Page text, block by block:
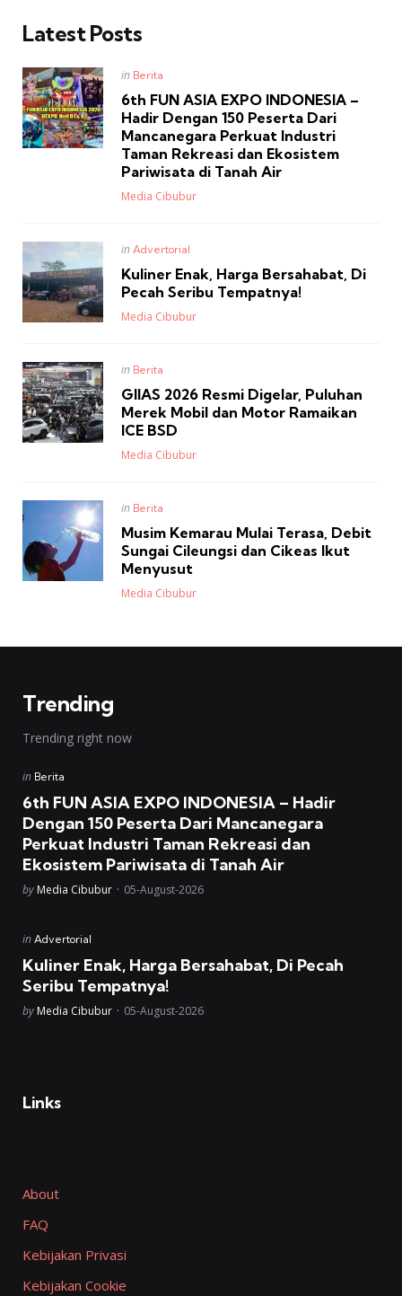
Latest Posts
Posted
in
in Berita
6th FUN ASIA EXPO INDONESIA –
Hadir Dengan 150 Peserta Dari
Mancanegara Perkuat Industri
Taman Rekreasi dan Ekosistem
Pariwisata di Tanah Air
Posted
Media Cibubur
Posted
in
in Advertorial
Kuliner Enak, Harga Bersahabat, Di
Pecah Seribu Tempatnya!
Posted
Media Cibubur
Posted
in
in Berita
GIIAS 2026 Resmi Digelar, Puluhan
Merek Mobil dan Motor Ramaikan
ICE BSD
Posted
Media Cibubur
Posted
in
in Berita
Musim Kemarau Mulai Terasa, Debit
Sungai Cileungsi dan Cikeas Ikut
Menyusut
Posted
Media Cibubur
Trending
Trending right now
Posted
in Berita
6th FUN ASIA EXPO INDONESIA – Hadir
Dengan 150 Peserta Dari Mancanegara
Perkuat Industri Taman Rekreasi dan
Ekosistem Pariwisata di Tanah Air
Posted
by Media Cibubur 05-August-2026
Posted
in Advertorial
Kuliner Enak, Harga Bersahabat, Di Pecah
Seribu Tempatnya!
Posted
by Media Cibubur 05-August-2026
Links
About
FAQ
Kebijakan Privasi
Kebijakan Cookie